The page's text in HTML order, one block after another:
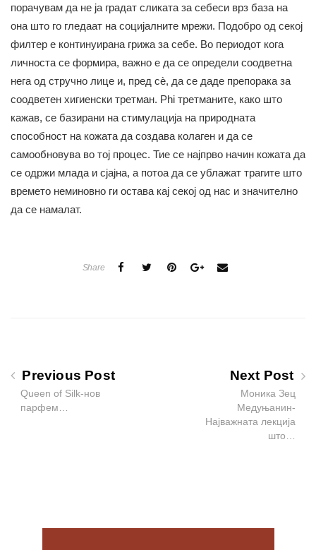
порачувам да не ја градат сликата за себеси врз база на
она што го гледаат на социјалните мрежи. Подобро од секој
филтер е континуирана грижа за себе. Во периодот кога
личноста се формира, важно е да се определи соодветна
нега од стручно лице и, пред сè, да се даде препорака за
соодветен хигиенски третман. Phi третманите, како што
кажав, се базирани на стимулација на природната
способност на кожата да создава колаген и да се
самообновува во тој процес. Тие се најпрво начин кожата да
се одржи млада и сјајна, а потоа да се ублажат трагите што
времето неминовно ги остава кај секој од нас и значително
да се намалат.
Share
Previous Post
Queen of Silk-нов
парфем…
Next Post
Моника Зец
Медуњанин-
Најважната лекција
што…